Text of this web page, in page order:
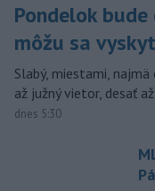
Pondelok
môžu sa
Slabý, miestami,
až južný vietor, desať
dnes 5:30